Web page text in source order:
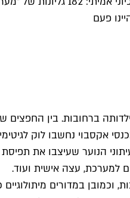
פעם
למערכת, עצה אישית ועוד.
במדורים מיתולוגיים